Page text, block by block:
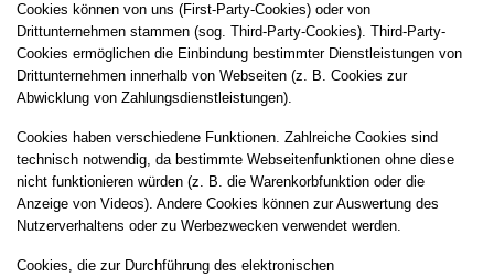
Cookies können von uns (First-Party-Cookies) oder von
Drittunternehmen stammen (sog. Third-Party-Cookies). Third-Party-
Cookies ermöglichen die Einbindung bestimmter Dienstleistungen von
Drittunternehmen innerhalb von Webseiten (z. B. Cookies zur
Abwicklung von Zahlungsdienstleistungen).
Cookies haben verschiedene Funktionen. Zahlreiche Cookies sind
technisch notwendig, da bestimmte Webseitenfunktionen ohne diese
nicht funktionieren würden (z. B. die Warenkorbfunktion oder die
Anzeige von Videos). Andere Cookies können zur Auswertung des
Nutzerverhaltens oder zu Werbezwecken verwendet werden.
Cookies, die zur Durchführung des elektronischen